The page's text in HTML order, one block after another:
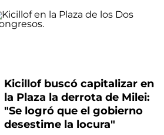
Kicillof buscó capitalizar en
la Plaza la derrota de Milei:
"Se logró que el gobierno
desestime la locura"